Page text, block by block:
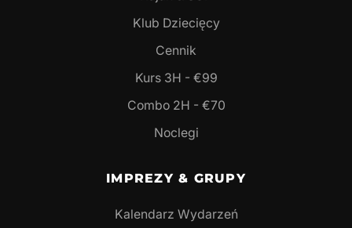
Klub Dziecięcy
Cennik
Kurs 3H - €99
Combo 2H - €70
Noclegi
IMPREZY & GRUPY
Kalendarz Wydarzeń